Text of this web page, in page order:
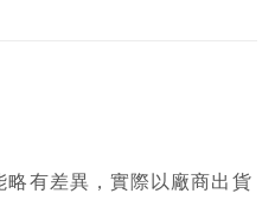
有差異，實際以廠商出貨